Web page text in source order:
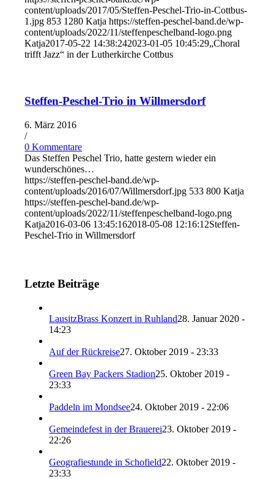
content/uploads/2017/05/Steffen-Peschel-Trio-in-Cottbus-
1.jpg 853 1280 Katja https://steffen-peschel-band.de/wp-
content/uploads/2022/11/steffenpeschelband-logo.png
Katja2017-05-22 14:38:242023-01-05 10:45:29„Choral
trifft Jazz“ in der Lutherkirche Cottbus
Steffen-Peschel-Trio in Willmersdorf
6. März 2016
/
0 Kommentare
Das Steffen Peschel Trio, hatte gestern wieder ein
wunderschönes…
https://steffen-peschel-band.de/wp-
content/uploads/2016/07/Willmersdorf.jpg 533 800 Katja
https://steffen-peschel-band.de/wp-
content/uploads/2022/11/steffenpeschelband-logo.png
Katja2016-03-06 13:45:162018-05-08 12:16:12Steffen-
Peschel-Trio in Willmersdorf
Letzte Beiträge
LausitzBrass Konzert in Ruhland28. Januar 2020 -
14:23
Auf der Rückreise27. Oktober 2019 - 23:33
Green Bay Packers Stadion25. Oktober 2019 -
23:33
Paddeln im Mondsee24. Oktober 2019 - 22:06
Gemeindefest in der Brauerei23. Oktober 2019 -
22:26
Geografiestunde in Schofield22. Oktober 2019 -
23:33